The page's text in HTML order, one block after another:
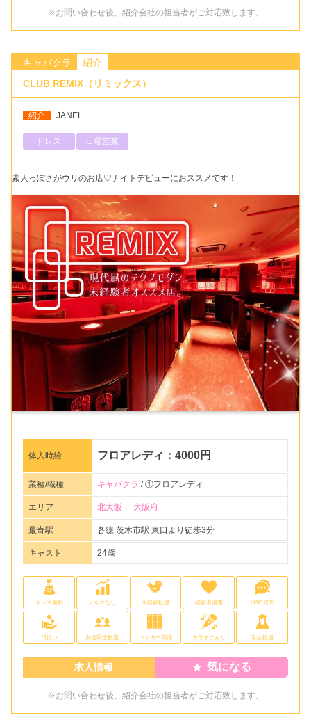
※お問い合わせ後、紹介会社の担当者がご対応致します。
キャバクラ
紹介
CLUB REMIX（リミックス）
紹介 JANEL
ドレス 日曜営業
素人っぽさがウリのお店♡ナイトデビューにおススメです！
体入時給 フロアレディ：4000円
業種/職種 キャバクラ / ①フロアレディ
エリア 北大阪 大阪府
最寄駅 各線 茨木市駅 東口より徒歩3分
キャスト 24歳
ドレス無料 ノルマなし 未経験歓迎 経験者優遇 LINE質問
日払い 友達同士歓迎 ロッカー完備 カラオケあり 学生歓迎
求人情報 気になる
※お問い合わせ後、紹介会社の担当者がご対応致します。